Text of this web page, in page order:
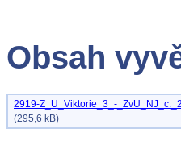
Obsah
2919-Z_U_Viktorie_3_-
(295,6 kB)